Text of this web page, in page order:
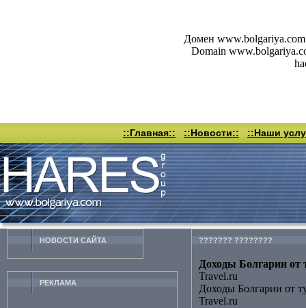
Домен www.bolgariya.com
Domain
::Главная:: ::Новости:: ::Наши
НОВОСТИ CАЙТА
РЕКЛАМА
??????? ????????
Доходы Болгарии от
Travel.ru
Доходы Болгарии от
Travel.ru